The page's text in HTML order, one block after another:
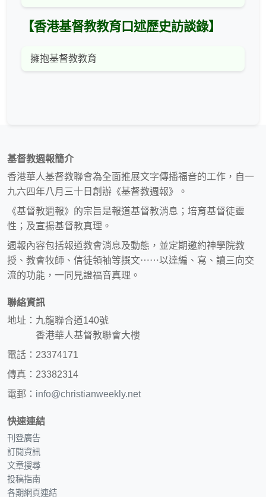
【香港基督教教育口述歷史訪談錄】
擁抱基督教教育
基督教週報簡介
香港華人基督教聯會為全面推展文字傳播福音的工作，自一
九六四年八月三十日創辦《基督教週報》。
《基督教週報》的宗旨是報道基督教消息；培育基督徒靈
性；及宣揚基督教真理。
週報內容包括報道教會消息及動態，並定期邀約神學院教
授、教會牧師、信徒領袖等撰文⋯⋯以達編、寫、讀三向交
流的功能，一同見證福音真理。
聯絡資訊
地址：九龍聯合道140號
香港華人基督教聯會大樓
電話：23374171
傳真：23382314
電郵： info@christianweekly.net
快速連結
刊登廣告
訂閱資訊
文章搜尋
投稿指南
各期網頁連結